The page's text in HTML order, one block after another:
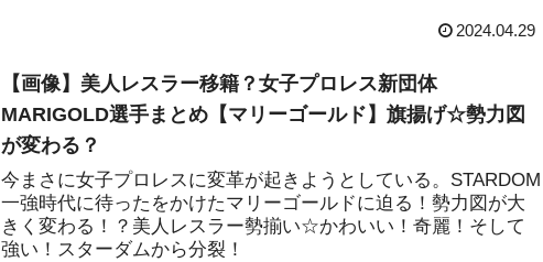
2024.04.29
【画像】美人レスラー移籍？女子プロレス新団体
MARIGOLD選手まとめ【マリーゴールド】旗揚げ☆勢力図
が変わる？
今まさに女子プロレスに変革が起きようとしている。STARDOM
一強時代に待ったをかけたマリーゴールドに迫る！勢力図が大
きく変わる！？美人レスラー勢揃い☆かわいい！奇麗！そして
強い！スターダムから分裂！